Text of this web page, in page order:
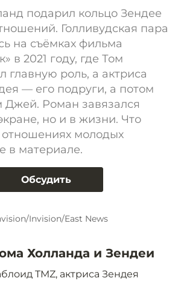
подарил кольцо Зендее
Голливудская пара
на съёмках фильма
в 2021 году, где Том
главную роль, а актриса
— его подруги, а потом
Роман завязался
но и в жизни. Что
отношениях молодых
в материале.
Обсудить
Invision/East News
Холланда и Зендеи
TMZ, актриса Зендея